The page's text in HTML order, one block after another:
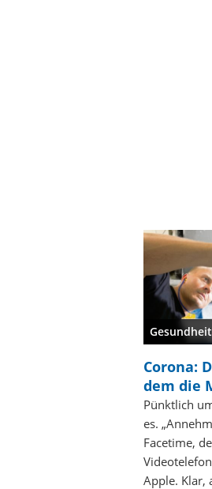
Gesundheit
Corona:
dem die
Pünktlich
es.
Facetime,
Apple. Klar,